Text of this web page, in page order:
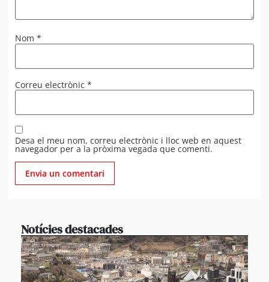
Nom *
Correu electrònic *
Desa el meu nom, correu electrònic i lloc web en aquest
navegador per a la pròxima vegada que comenti.
Notícies destacades